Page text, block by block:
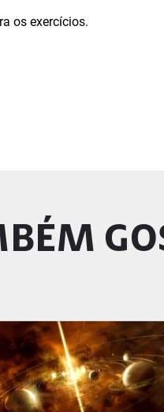
os exercícios.